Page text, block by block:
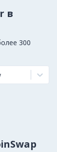
в
300